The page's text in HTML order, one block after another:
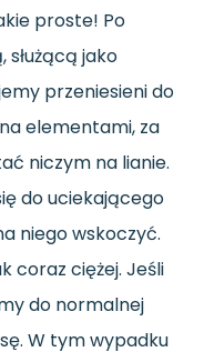
proste! Po
jako
przeniesieni do
elementami, za
niczym na lianie.
do uciekającego
niego wskoczyć.
coraz ciężej. Jeśli
do normalnej
W tym wypadku